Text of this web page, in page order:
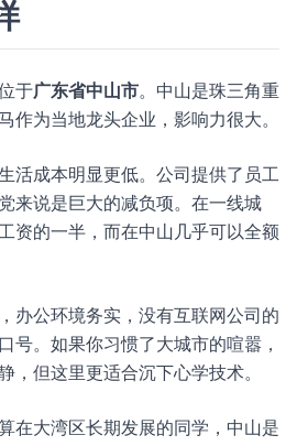
于广东省中山市。中山是珠三角重
作为当地龙头企业，影响力很大。
活成本明显更低。公司提供了员工
来说是巨大的减负项。在一线城
资的一半，而在中山几乎可以全额
办公环境务实，没有互联网公司的
号。如果你习惯了大城市的喧嚣，
，但这里更适合沉下心学技术。
在大湾区长期发展的同学，中山是